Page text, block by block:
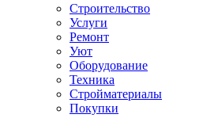
Строительство
Услуги
Ремонт
Уют
Оборудование
Техника
Стройматериалы
Покупки